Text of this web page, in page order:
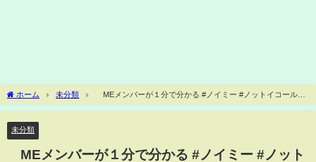
ホーム 未分類
≠MEメンバーが１分で分かる #ノイミー #ノットイコールミ
ー
未分類
≠MEメンバーが１分で分かる #ノイミー #ノット